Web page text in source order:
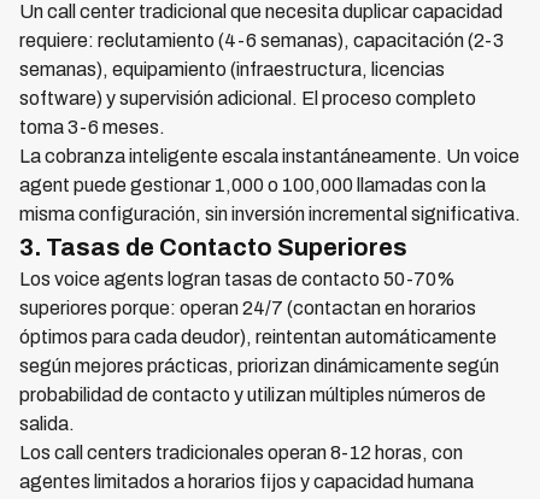
Un call center tradicional que necesita duplicar capacidad
requiere: reclutamiento (4-6 semanas), capacitación (2-3
semanas), equipamiento (infraestructura, licencias
software) y supervisión adicional. El proceso completo
toma 3-6 meses.
La cobranza inteligente escala instantáneamente. Un voice
agent puede gestionar 1,000 o 100,000 llamadas con la
misma configuración, sin inversión incremental significativa.
3. Tasas de Contacto Superiores
Los voice agents logran tasas de contacto 50-70%
superiores porque: operan 24/7 (contactan en horarios
óptimos para cada deudor), reintentan automáticamente
según mejores prácticas, priorizan dinámicamente según
probabilidad de contacto y utilizan múltiples números de
salida.
Los call centers tradicionales operan 8-12 horas, con
agentes limitados a horarios fijos y capacidad humana